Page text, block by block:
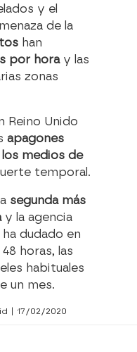
y el
de la
han
por hora y las
zonas
Reino Unido
apagones
medios de
temporal.
segunda más
y la agencia
dudado en
horas, las
habituales
un mes.
| 17/02/2020